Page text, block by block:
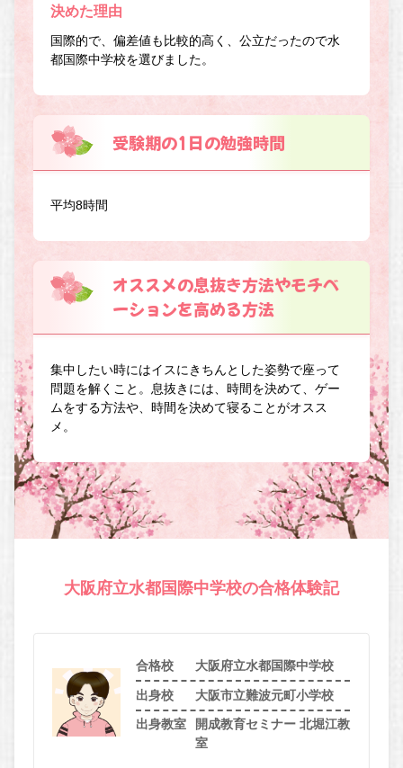
決めた理由
国際的で、偏差値も比較的高く、公立だったので水
都国際中学校を選びました。
受験期の1日の勉強時間
平均8時間
オススメの息抜き方法やモチベ
ーションを高める方法
集中したい時にはイスにきちんとした姿勢で座って
問題を解くこと。息抜きには、時間を決めて、ゲー
ムをする方法や、時間を決めて寝ることがオスス
メ。
大阪府立水都国際中学校の合格体験記
合格校 大阪府立水都国際中学校
出身校 大阪市立難波元町小学校
出身教室
開成教育セミナー 北堀江教
室